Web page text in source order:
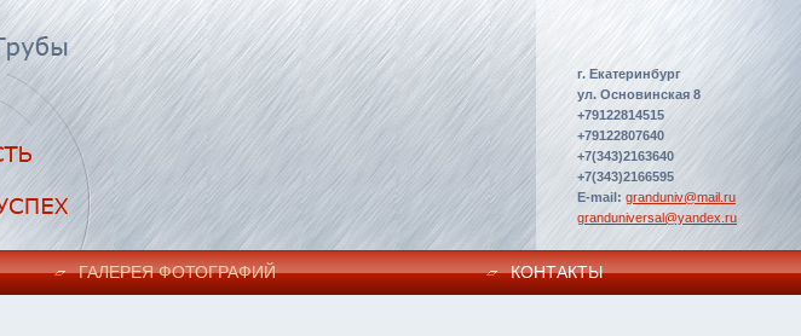
г. Екатеринбург
ул. Основинская 8
+79122814515
+79122807640
+7(343)2163640
+7(343)2166595
E-mail: granduniv@mail.ru
granduniversal@yandex.ru
ГАЛЕРЕЯ ФОТОГРАФИЙ КОНТАКТЫ